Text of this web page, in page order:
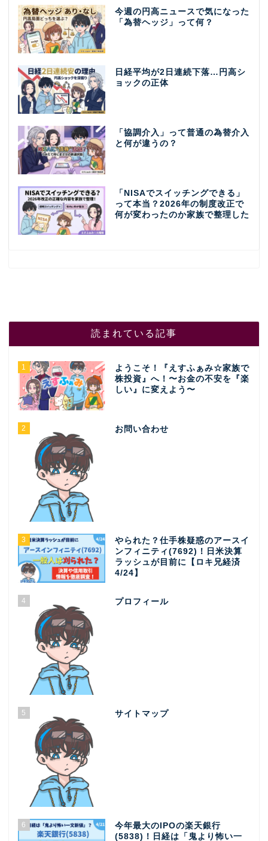
今週の円高ニュースで気になった
「為替ヘッジ」って何？
日経平均が2日連続下落…円高シ
ョックの正体
「協調介入」って普通の為替介入
と何が違うの？
「NISAでスイッチングできる」
って本当？2026年の制度改正で
何が変わったのか家族で整理した
読まれている記事
1
ようこそ！『えすふぁみ☆家族で
株投資』へ！〜お金の不安を『楽
しい』に変えよう〜
2 お問い合わせ
3
やられた？仕手株疑惑のアースイ
ンフィニティ(7692)！日米決算
ラッシュが目前に【ロキ兄経済
4/24】
4 プロフィール
5 サイトマップ
6
今年最大のIPOの楽天銀行
(5838)！日経は「鬼より怖い一